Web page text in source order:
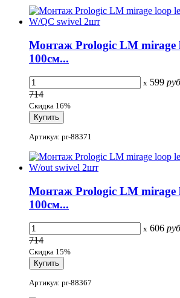
Монтаж Prologic LM mirage
100см...
x 599 руб
714
Скидка 16%
Артикул: pr-88371
Монтаж Prologic LM mirage
100см...
x 606 руб
714
Скидка 15%
Артикул: pr-88367